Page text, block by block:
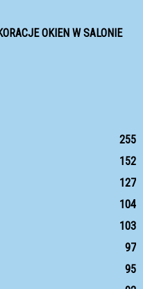
OKIEN W SALONIE
255
152
127
104
103
97
95